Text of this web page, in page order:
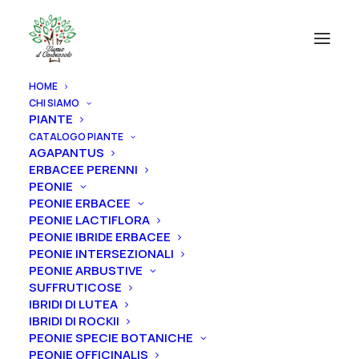
HOME
CHI SIAMO
PIANTE
CATALOGO PIANTE
AGAPANTUS
ERBACEE PERENNI
PEONIE
PEONIE ERBACEE
PEONIE LACTIFLORA
PEONIE IBRIDE ERBACEE
PEONIE INTERSEZIONALI
PEONIE ARBUSTIVE
SUFFRUTICOSE
IBRIDI DI LUTEA
IBRIDI DI ROCKII
PEONIE SPECIE BOTANICHE
PEONIE OFFICINALIS